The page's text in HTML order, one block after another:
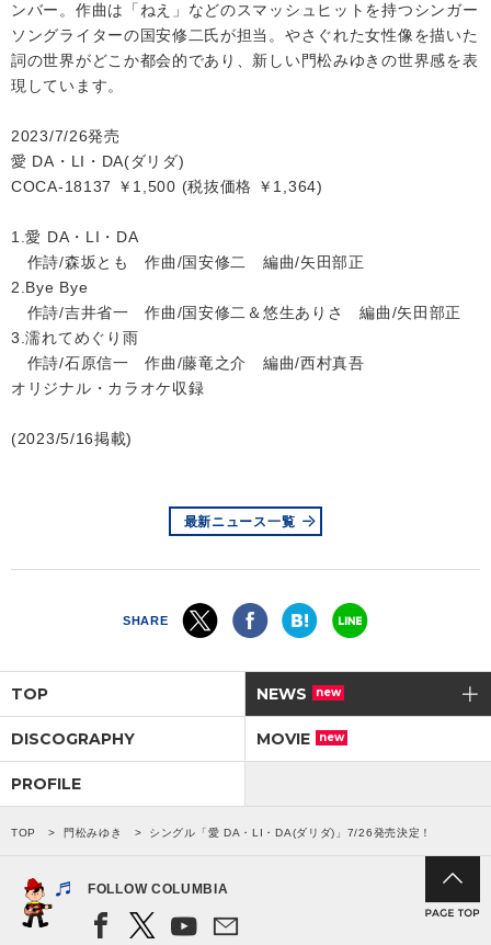
会社情報
サイトマップ
お問い合わせ
ンバー。作曲は「ねえ」などのスマッシュヒットを持つシンガー
ソングライターの国安修二氏が担当。やさぐれた女性像を描いた
詞の世界がどこか都会的であり、新しい門松みゆきの世界感を表
現しています。
2023/7/26発売
愛 DA・LI・DA(ダリダ)
COCA-18137 ￥1,500 (税抜価格 ￥1,364)
1.愛 DA・LI・DA
作詩/森坂とも 作曲/国安修二 編曲/矢田部正
2.Bye Bye
作詩/吉井省一 作曲/国安修二＆悠生ありさ 編曲/矢田部正
3.濡れてめぐり雨
作詩/石原信一 作曲/藤竜之介 編曲/西村真吾
オリジナル・カラオケ収録
(2023/5/16掲載)
最新ニュース一覧
SHARE
TOP NEWS new
DISCOGRAPHY MOVIE new
PROFILE
TOP 門松みゆき シングル「愛 DA・LI・DA(ダリダ)」7/26発売決定！
FOLLOW COLUMBIA